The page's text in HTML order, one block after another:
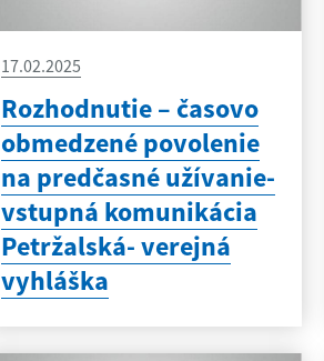
17.02.2025
Rozhodnutie – časovo
obmedzené povolenie
na predčasné užívanie-
vstupná komunikácia
Petržalská- verejná
vyhláška